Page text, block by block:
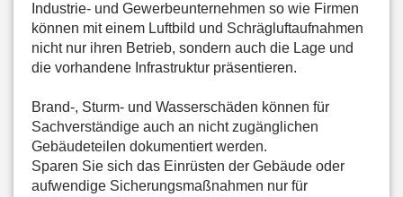
Industrie- und Gewerbeunternehmen so wie Firmen
können mit einem Luftbild und Schrägluftaufnahmen
nicht nur ihren Betrieb, sondern auch die Lage und
die vorhandene Infrastruktur präsentieren.
Brand-, Sturm- und Wasserschäden können für
Sachverständige auch an nicht zugänglichen
Gebäudeteilen dokumentiert werden.
Sparen Sie sich das Einrüsten der Gebäude oder
aufwendige Sicherungsmaßnahmen nur für